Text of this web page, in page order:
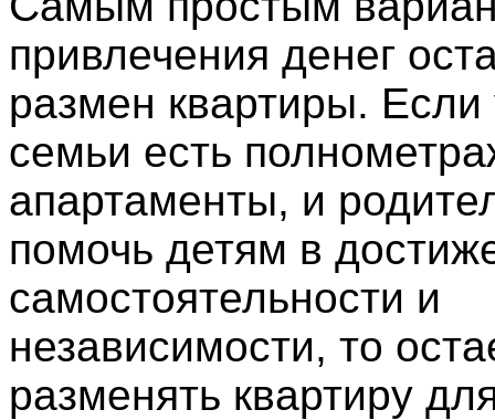
привлечения денег
размен квартиры.
семьи есть
апартаменты, и
помочь детям в
самостоятельности и
независимости, то
разменять квартиру